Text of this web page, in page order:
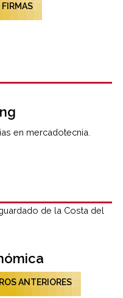
en mercadotecnia.
ANTERIORES